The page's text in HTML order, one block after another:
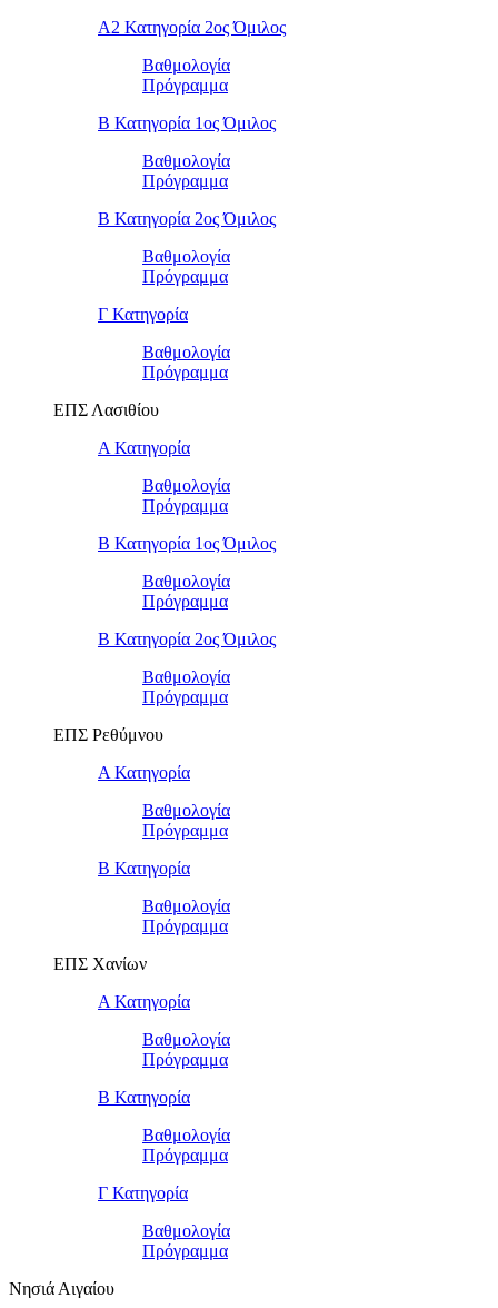
Α2 Κατηγορία 2ος Όμιλος
Βαθμολογία
Πρόγραμμα
Β Κατηγορία 1ος Όμιλος
Βαθμολογία
Πρόγραμμα
Β Κατηγορία 2ος Όμιλος
Βαθμολογία
Πρόγραμμα
Γ Κατηγορία
Βαθμολογία
Πρόγραμμα
ΕΠΣ Λασιθίου
Α Κατηγορία
Βαθμολογία
Πρόγραμμα
Β Κατηγορία 1ος Όμιλος
Βαθμολογία
Πρόγραμμα
Β Κατηγορία 2ος Όμιλος
Βαθμολογία
Πρόγραμμα
ΕΠΣ Ρεθύμνου
Α Κατηγορία
Βαθμολογία
Πρόγραμμα
Β Κατηγορία
Βαθμολογία
Πρόγραμμα
ΕΠΣ Χανίων
Α Κατηγορία
Βαθμολογία
Πρόγραμμα
Β Κατηγορία
Βαθμολογία
Πρόγραμμα
Γ Κατηγορία
Βαθμολογία
Πρόγραμμα
Νησιά Αιγαίου